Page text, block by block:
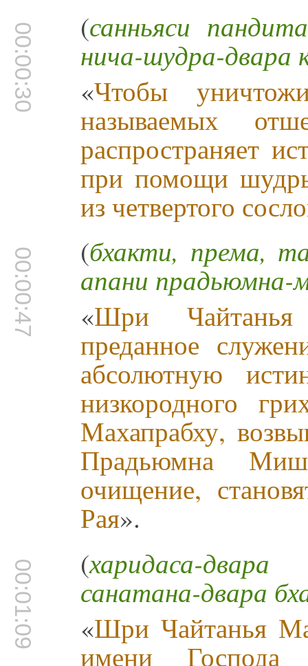
00:00:30 (санньяси
нича-шудра-двара
«Чтобы
называемых
распространяет
при помощи
из четвертого
00:00:47 (бхакти, према,
апани
«Шри Чайтанья
преданное
абсолютную
низкородного
Махапрабху,
Прадьюмна
очищение,
Рая».
00:01:09 (харидаса-
санатана-двара
«Шри Чайтанья
имени Господа